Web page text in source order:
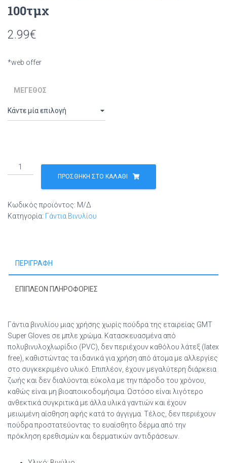
100τμχ
2.99€
*web offer
ΜΈΓΕΘΟΣ
GMT
Super
Βινυλίου
Χωρίς
Χρώμα
100τμχ
ποσότητα
ΠΡΟΣΘΉΚΗ ΣΤΟ ΚΑΛΆΘΙ
Κωδικός προϊόντος: Μ/Δ
Κατηγορία: Γάντια Βινυλίου
ΠΕΡΙΓΡΑΦΉ
ΕΠΙΠΛΈΟΝ ΠΛΗΡΟΦΟΡΊΕΣ
Γάντια βινυλίου μιας χρήσης χωρίς πούδρα της εταιρείας GMT
Super Gloves σε μπλε χρώμα. Κατασκευασμένα από
πολυβινυλοχλωρίδιο (PVC), δεν περιέχουν καθόλου λάτεξ (latex
free), καθιστώντας τα ιδανικά για χρήση από άτομα με αλλεργίες
στο συγκεκριμένο υλικό. Επιπλέον, έχουν μεγαλύτερη διάρκεια
ζωής και δεν διαλύονται εύκολα με την πάροδο του χρόνου,
καθώς είναι μη βιοαποικοδομήσιμα. Ωστόσο είναι λιγότερο
ανθεκτικά συγκριτικά με άλλα υλικά γαντιών και έχουν
μειωμένη αίσθηση αφής κατά το άγγιγμα. Τέλος, δεν περιέχουν
πούδρα προστατεύοντας το ευαίσθητο δέρμα από την
πρόκληση ερεθισμών και δερματικών αντιδράσεων.